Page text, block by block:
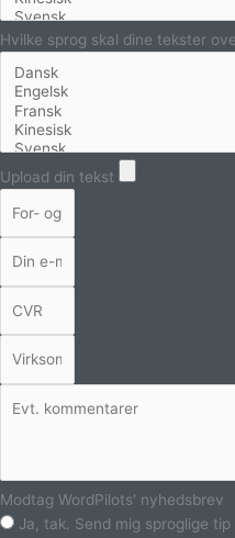
Hvilke sprog skal dine tekster
Upload din tekst
Modtag WordPilots' nyhedsbrev
Ja, tak. Send mig sproglige